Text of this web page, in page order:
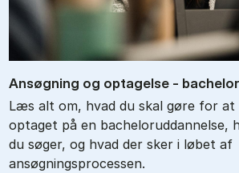
An­søg­ning og op­ta­gel­se - ba­chel­or
Læs alt om, hvad du skal gøre for at
optaget på en bacheloruddannelse,
du søger, og hvad der sker i løbet af
ansøgningsprocessen.